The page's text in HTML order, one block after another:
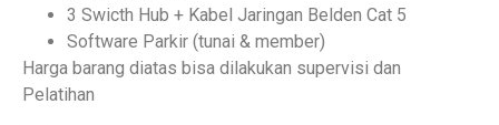
3 Swicth Hub + Kabel Jaringan Belden Cat 5
Software Parkir (tunai & member)
Harga barang diatas bisa dilakukan supervisi dan
Pelatihan